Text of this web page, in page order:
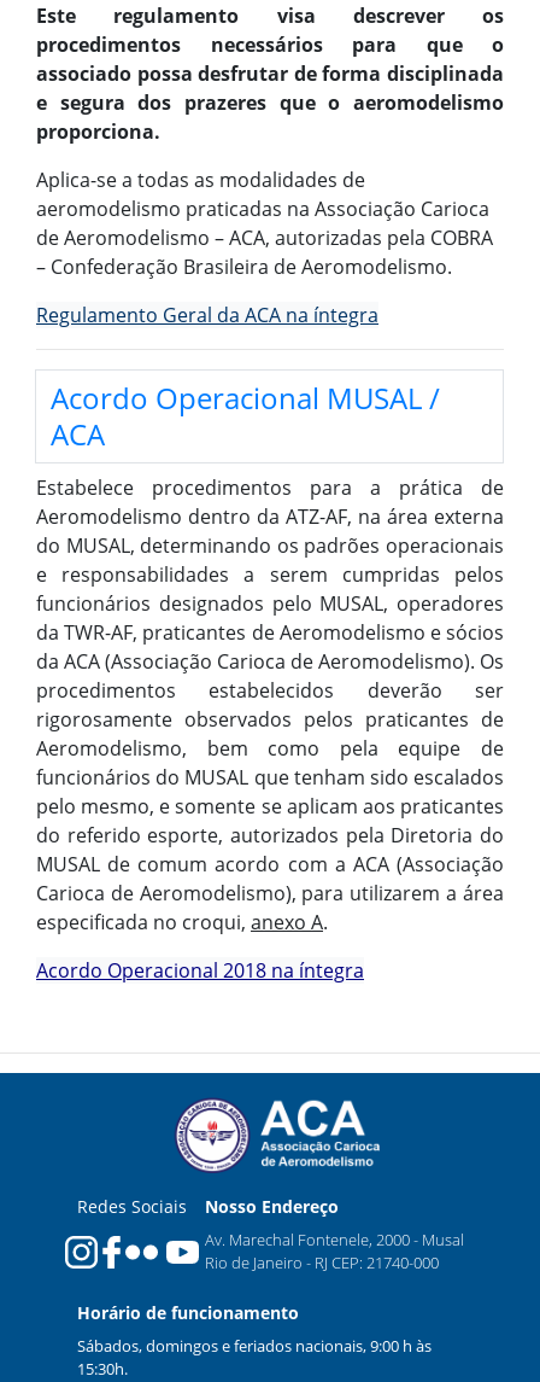
Este regulamento visa descrever os
procedimentos necessários para que o
associado possa desfrutar de forma disciplinada
e segura dos prazeres que o aeromodelismo
proporciona.
Aplica-se a todas as modalidades de
aeromodelismo praticadas na Associação Carioca
de Aeromodelismo – ACA, autorizadas pela COBRA
– Confederação Brasileira de Aeromodelismo.
Regulamento Geral da ACA na íntegra
Acordo Operacional MUSAL /
ACA
Estabelece procedimentos para a prática de
Aeromodelismo dentro da ATZ-AF, na área externa
do MUSAL, determinando os padrões operacionais
e responsabilidades a serem cumpridas pelos
funcionários designados pelo MUSAL, operadores
da TWR-AF, praticantes de Aeromodelismo e sócios
da ACA (Associação Carioca de Aeromodelismo). Os
procedimentos estabelecidos deverão ser
rigorosamente observados pelos praticantes de
Aeromodelismo, bem como pela equipe de
funcionários do MUSAL que tenham sido escalados
pelo mesmo, e somente se aplicam aos praticantes
do referido esporte, autorizados pela Diretoria do
MUSAL de comum acordo com a ACA (Associação
Carioca de Aeromodelismo), para utilizarem a área
especificada no croqui, anexo A.
Acordo Operacional 2018 na íntegra
Redes Sociais Nosso Endereço
Av. Marechal Fontenele, 2000 - Musal
Rio de Janeiro - RJ CEP: 21740-000
Horário de funcionamento
Sábados, domingos e feriados nacionais, 9:00 h às
15:30h.